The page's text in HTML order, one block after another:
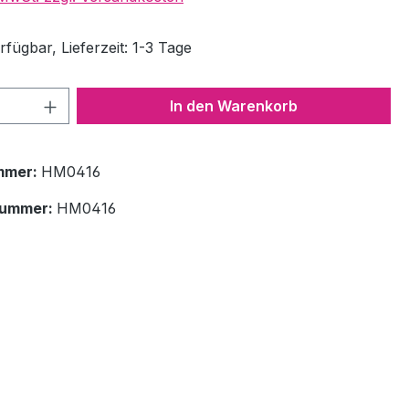
Lieferzeit: 1-3 Tage
Anzahl: Gib den gewünschten Wert
In den Warenkorb
HM0416
HM0416